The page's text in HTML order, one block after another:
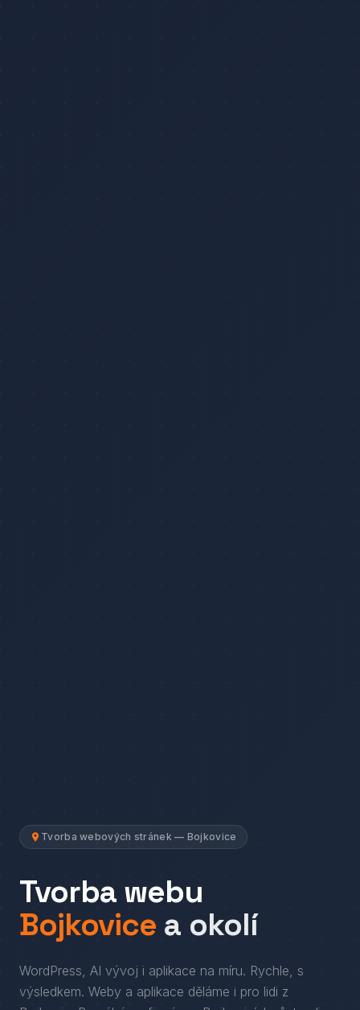
Tvorba webových stránek — Bojkovice
Tvorba webu
Bojkovice a okolí
WordPress, AI vývoj i aplikace na míru. Rychle, s
výsledkem. Weby a aplikace děláme i pro lidi z